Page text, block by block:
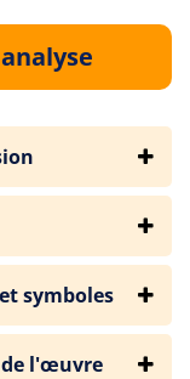
symboles
de l'œuvre